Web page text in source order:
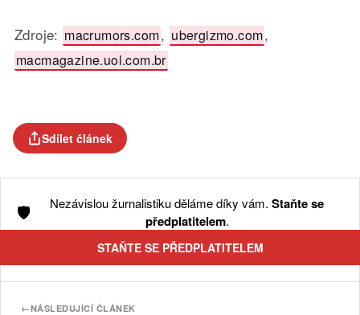
Zdroje: macrumors.com, ubergizmo.com,
macmagazine.uol.com.br
Sdílet článek
🛡️ Nezávislou žurnalistiku děláme díky vám. Staňte se
předplatitelem.
STAŇTE SE PŘEDPLATITELEM
←NÁSLEDUJÍCÍ ČLÁNEK